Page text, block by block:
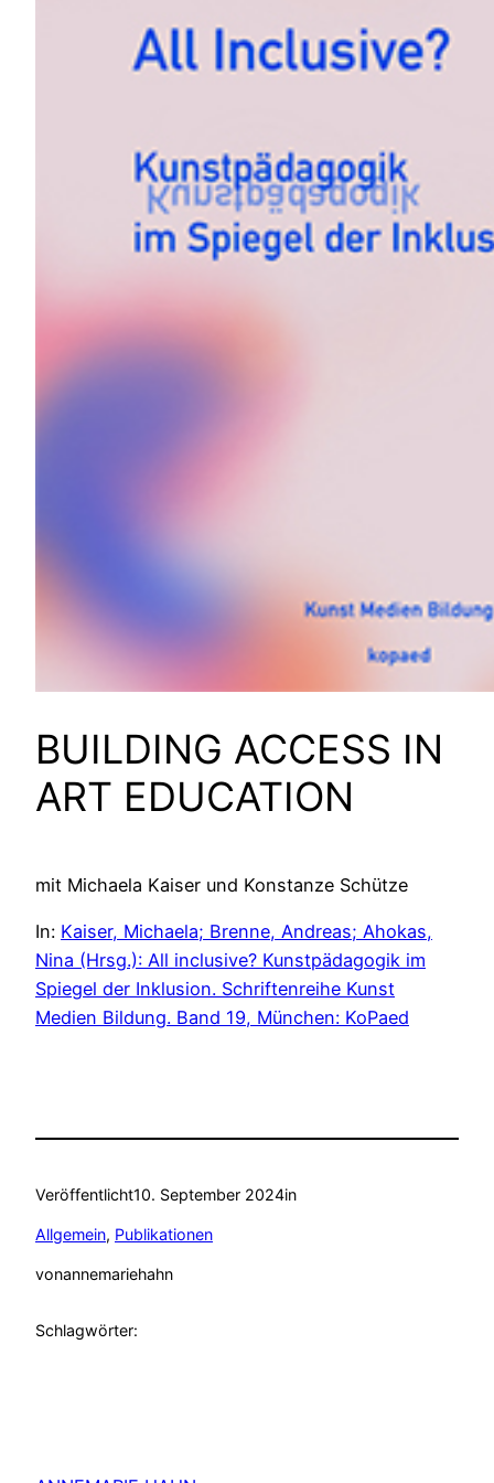
BUILDING ACCESS IN
ART EDUCATION
mit Michaela Kaiser und Konstanze Schütze
In: Kaiser, Michaela; Brenne, Andreas; Ahokas,
Nina (Hrsg.): All inclusive? Kunstpädagogik im
Spiegel der Inklusion. Schriftenreihe Kunst
Medien Bildung. Band 19, München: KoPaed
Veröffentlicht10. September 2024in
Allgemein, Publikationen
vonannemariehahn
Schlagwörter: